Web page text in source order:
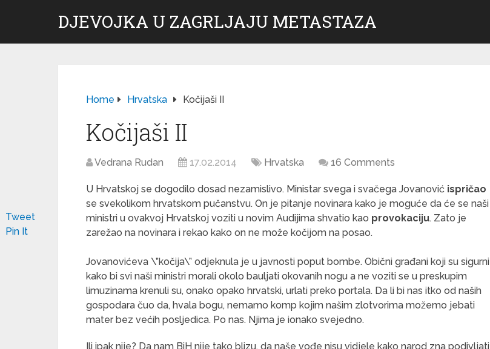
DJEVOJKA U ZAGRLJAJU METASTAZA
Home Hrvatska Kočijaši II
Kočijaši II
Vedrana Rudan 17.02.2014 Hrvatska 16 Comments
U Hrvatskoj se dogodilo dosad nezamislivo. Ministar svega i svačega Jovanović ispričao
se svekolikom hrvatskom pučanstvu. On je pitanje novinara kako je moguće da će se naši
ministri u ovakvoj Hrvatskoj voziti u novim Audijima shvatio kao provokaciju. Zato je
zarežao na novinara i rekao kako on ne može kočijom na posao.
Jovanovićeva \”kočija\” odjeknula je u javnosti poput bombe. Obični građani koji su sigurni
kako bi svi naši ministri morali okolo bauljati okovanih nogu a ne voziti se u preskupim
limuzinama krenuli su, onako opako hrvatski, urlati preko portala. Da li bi nas itko od naših
gospodara čuo da, hvala bogu, nemamo komp kojim našim zlotvorima možemo jebati
mater bez većih posljedica. Po nas. Njima je ionako svejedno.
Ili ipak nije? Da nam BiH nije tako blizu, da naše vođe nisu vidjele kako narod zna podivljati
Tweet
Pin It